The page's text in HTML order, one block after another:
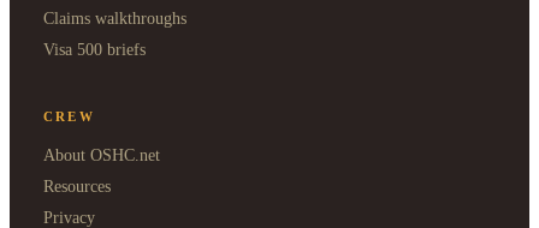
Claims walkthroughs
Visa 500 briefs
CREW
About OSHC.net
Resources
Privacy